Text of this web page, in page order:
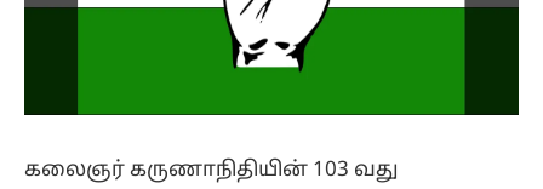
கலைஞர் கருணாநிதியின் 103 வது